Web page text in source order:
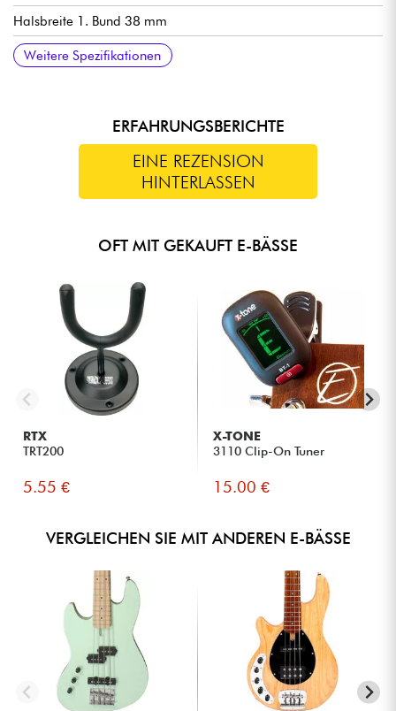
Halsbreite 1. Bund 38 mm
Tonabnehmer Sire Standard J-Revolution Pickup-Set
Sire Standard 2-Band Preamp, zuschaltbar aktiv/passiv (18V
über 2x 9V Batterien)
Lautstärke
Ton
Balance Mikrofone
Höhen
Bass (push / pull für aktiven oder passiven Modus)
Sire Standard Bass Bridge with Body Thru Hole Steg
Sire Standard Open Gear stimmmechaniken
Satin Body Finish
Satin Hals Finish
Weitere Spezifikationen
ERFAHRUNGSBERICHTE
EINE REZENSION
HINTERLASSEN
OFT MIT GEKAUFT E-BÄSSE
RTX
TRT200
5.55 €
X-TONE
3110 Clip-On Tuner
15.00 €
VERGLEICHEN SIE MIT ANDEREN E-BÄSSE